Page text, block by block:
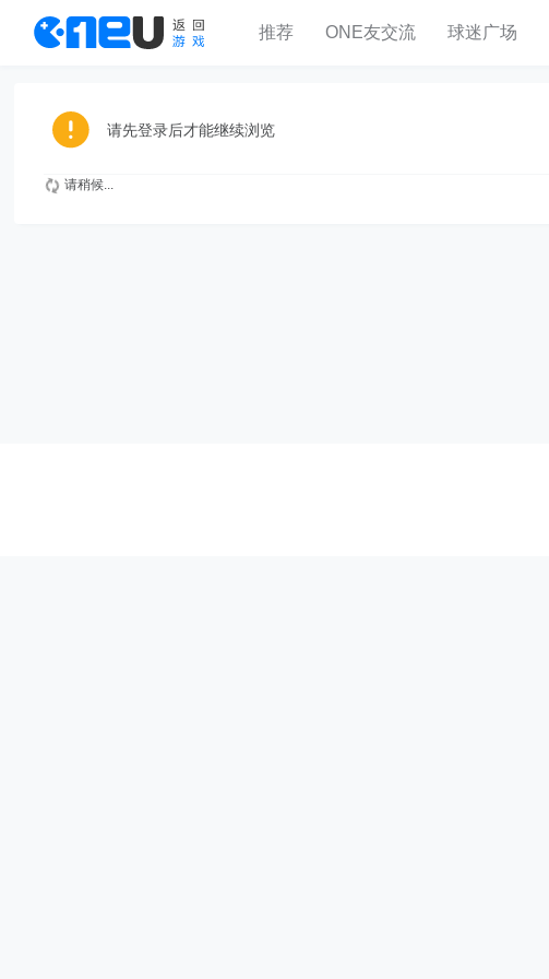
推荐 ONE友交流 球迷广场
请先登录后才能继续浏览
请稍候...